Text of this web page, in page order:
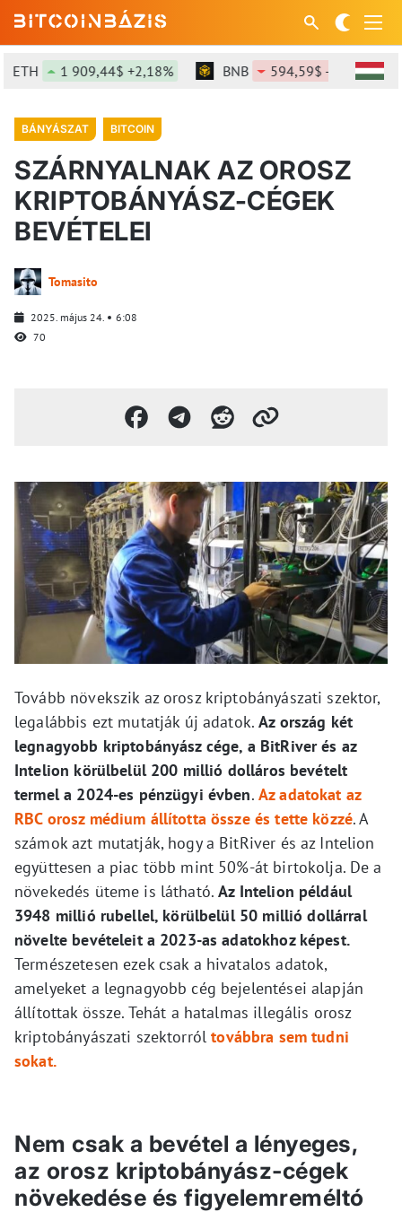
1 909,44$ +2,18% BNB 594,59$ -1,03%
BÁNYÁSZAT BITCOIN
SZÁRNYALNAK AZ OROSZ
KRIPTOBÁNYÁSZ-CÉGEK
BEVÉTELEI
Tomasito
2025. május 24.
6:08
70
Tovább növekszik az orosz kriptobányászati szektor,
legalábbis ezt mutatják új adatok.Az ország két
legnagyobb kriptobányász cége, a BitRiver és az
Intelion körülbelül 200 millió dolláros bevételt
termel a 2024-es pénzügyi évben. Az adatokat az
RBC orosz médium állította össze és tette közzé. A
számok azt mutatják, hogy a BitRiver és az Intelion
együttesen a piac több mint 50%-át birtokolja. De a
növekedés üteme is látható.Az Intelion például
3948 millió rubellel, körülbelül 50 millió dollárral
növelte bevételeit a 2023-as adatokhoz képest.
Természetesen ezek csak a hivatalos adatok,
amelyeket a legnagyobb cég bejelentései alapján
állítottak össze. Tehát a hatalmas illegális orosz
kriptobányászati szektorróltovábbra sem tudni
sokat.
Nem csak a bevétel a lényeges,
az orosz kriptobányász-cégek
növekedése és figyelemreméltó